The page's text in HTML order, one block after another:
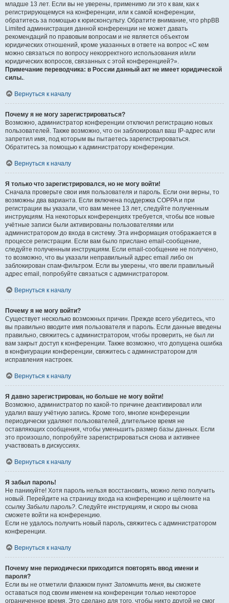
младше 13 лет. Если вы не уверены, применимо ли это к вам, как к
регистрирующемуся на конференции, или к самой конференции,
обратитесь за помощью к юрисконсульту. Обратите внимание, что phpBB
Limited администрация данной конференции не может давать
рекомендаций по правовым вопросам и не является объектом
юридических отношений, кроме указанных в ответе на вопрос «С кем
можно связаться по вопросу некорректного использования и/или
юридических вопросов, связанных с этой конференцией?».
Примечание переводчика: в России данный акт не имеет юридической
силы..
Вернуться к началу
Почему я не могу зарегистрироваться?
Возможно, администратор конференции отключил регистрацию новых
пользователей. Также возможно, что он заблокировал ваш IP-адрес или
запретил имя, под которым вы пытаетесь зарегистрироваться.
Обратитесь за помощью к администратору конференции.
Вернуться к началу
Я только что зарегистрировался, но не могу войти!
Сначала проверьте свои имя пользователя и пароль. Если они верны, то
возможны два варианта. Если включена поддержка COPPA и при
регистрации вы указали, что вам менее 13 лет, следуйте полученным
инструкциям. На некоторых конференциях требуется, чтобы все новые
учётные записи были активированы пользователями или
администратором до входа в систему. Эта информация отображается в
процессе регистрации. Если вам было прислано email-сообщение,
следуйте полученным инструкциям. Если email-сообщение не получено,
то возможно, что вы указали неправильный адрес email либо он
заблокирован спам-фильтром. Если вы уверены, что ввели правильный
адрес email, попробуйте связаться с администратором.
Вернуться к началу
Почему я не могу войти?
Существует несколько возможных причин. Прежде всего убедитесь, что
вы правильно вводите имя пользователя и пароль. Если данные введены
правильно, свяжитесь с администратором, чтобы проверить, не был ли
вам закрыт доступ к конференции. Также возможно, что допущена ошибка
в конфигурации конференции, свяжитесь с администратором для
исправления настроек.
Вернуться к началу
Я давно зарегистрирован, но больше не могу войти!
Возможно, администратор по какой-то причине деактивировал или
удалил вашу учётную запись. Кроме того, многие конференции
периодически удаляют пользователей, длительное время не
оставляющих сообщения, чтобы уменьшить размер базы данных. Если
это произошло, попробуйте зарегистрироваться снова и активнее
участвовать в дискуссиях.
Вернуться к началу
Я забыл пароль!
Не паникуйте! Хотя пароль нельзя восстановить, можно легко получить
новый. Перейдите на страницу входа на конференцию и щёлкните на
ссылку Забыли пароль?. Следуйте инструкциям, и скоро вы снова
сможете войти на конференцию.
Если не удалось получить новый пароль, свяжитесь с администратором
конференции.
Вернуться к началу
Почему мне периодически приходится повторять ввод имени и
пароля?
Если вы не отметили флажком пункт Запомнить меня, вы сможете
оставаться под своим именем на конференции только некоторое
ограниченное время. Это сделано для того, чтобы никто другой не смог